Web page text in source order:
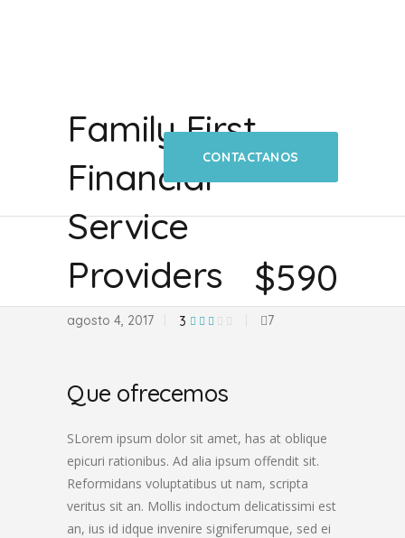
Family First
Financial
Service
Providers
agosto 4, 2017 3 7
CONTACTANOS
$590
Que ofrecemos
SLorem ipsum dolor sit amet, has at oblique
epicuri rationibus. Ad alia ipsum offendit sit.
Reformidans voluptatibus ut nam, scripta
veritus sit an. Mollis indoctum delicatissimi est
an, ius id idque invenire signiferumque, sed ei